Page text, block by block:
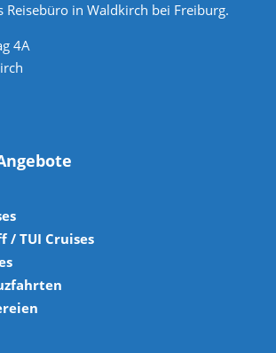
Reisebüro in Waldkirch bei Freiburg.
4A
/ TUI Cruises